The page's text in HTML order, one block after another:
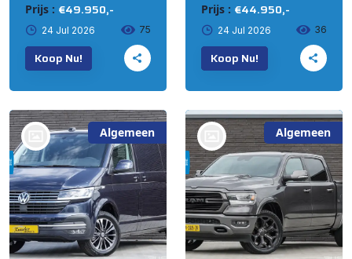
Prijs : €49.950,-
24 Jul 2026 75
Koop Nu!
Prijs : €44.950,-
24 Jul 2026 36
Koop Nu!
Algemeen
bij @Russcher Auto's
Algemeen
bij @Russcher Auto's